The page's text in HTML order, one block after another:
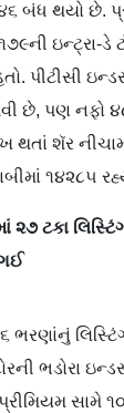
બંધ થયો છે.
ઇન્ટ્રા-
પીટીસી
છે, પણ નફો
થતાં શૅર
૧૪૨૮૫
૨૭ ટકા
ભડોરા
સામે